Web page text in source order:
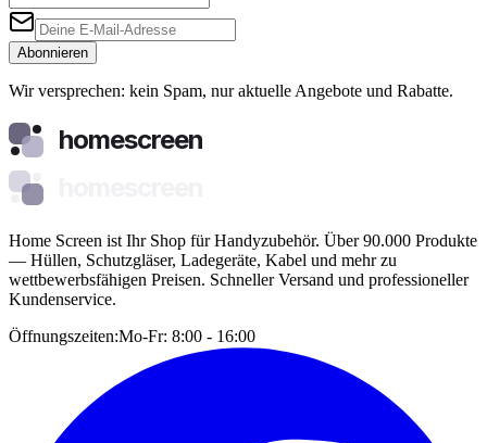
Abonnieren
Wir versprechen: kein Spam, nur aktuelle Angebote und Rabatte.
homescreen
Home Screen ist Ihr Shop für Handyzubehör. Über 90.000 Produkte
— Hüllen, Schutzgläser, Ladegeräte, Kabel und mehr zu
wettbewerbsfähigen Preisen. Schneller Versand und professioneller
Kundenservice.
Öffnungszeiten:Mo-Fr: 8:00 - 16:00